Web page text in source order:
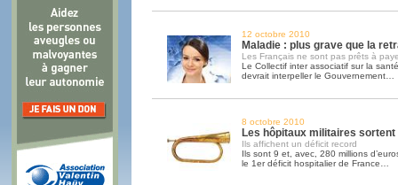
12 octobre 2010
Maladie : plus grave que la
Les Français ne sont pas prêts à
Le Collectif inter associatif sur la
devrait interpeller le Gouvernement…
8 octobre 2010
Les hôpitaux militaires sortent
Ils affichent un déficit record
Ils sont 9 et, avec, 280 millions
le 1er déficit hospitalier de France…